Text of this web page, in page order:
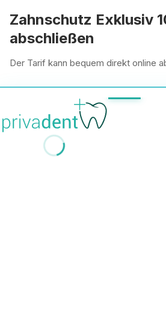
Zahnschutz Exklusiv
abschließen
Der Tarif kann bequem direkt online